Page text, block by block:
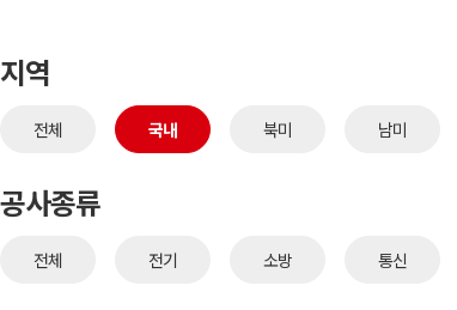
지역
전체 국내 북미 남미
공사종류
전체 전기 소방 통신